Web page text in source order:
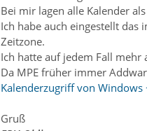
Bei mir lagen alle Kalender
Ich habe auch eingestellt
Zeitzone.
Ich hatte auf jedem Fall
Da MPE früher immer
Kalenderzugriff von Windows
Gruß